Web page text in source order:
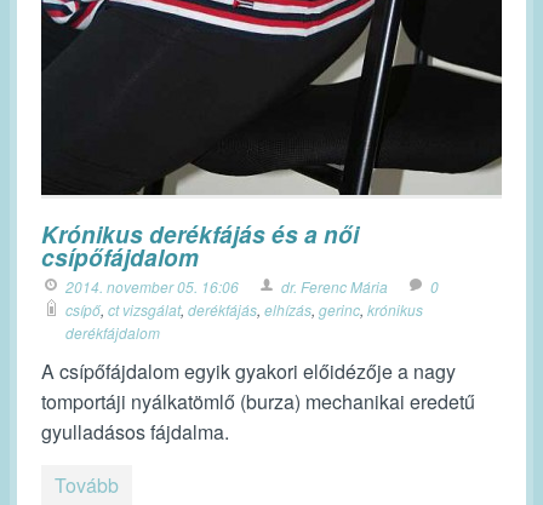
Krónikus derékfájás és a női
csípőfájdalom
2014. november 05. 16:06 dr. Ferenc Mária
0
csípő, ct vizsgálat, derékfájás, elhízás, gerinc, krónikus
derékfájdalom
A csípőfájdalom egyik gyakori előidézője a nagy
tomportáji nyálkatömlő (burza) mechanikai eredetű
gyulladásos fájdalma.
Tovább